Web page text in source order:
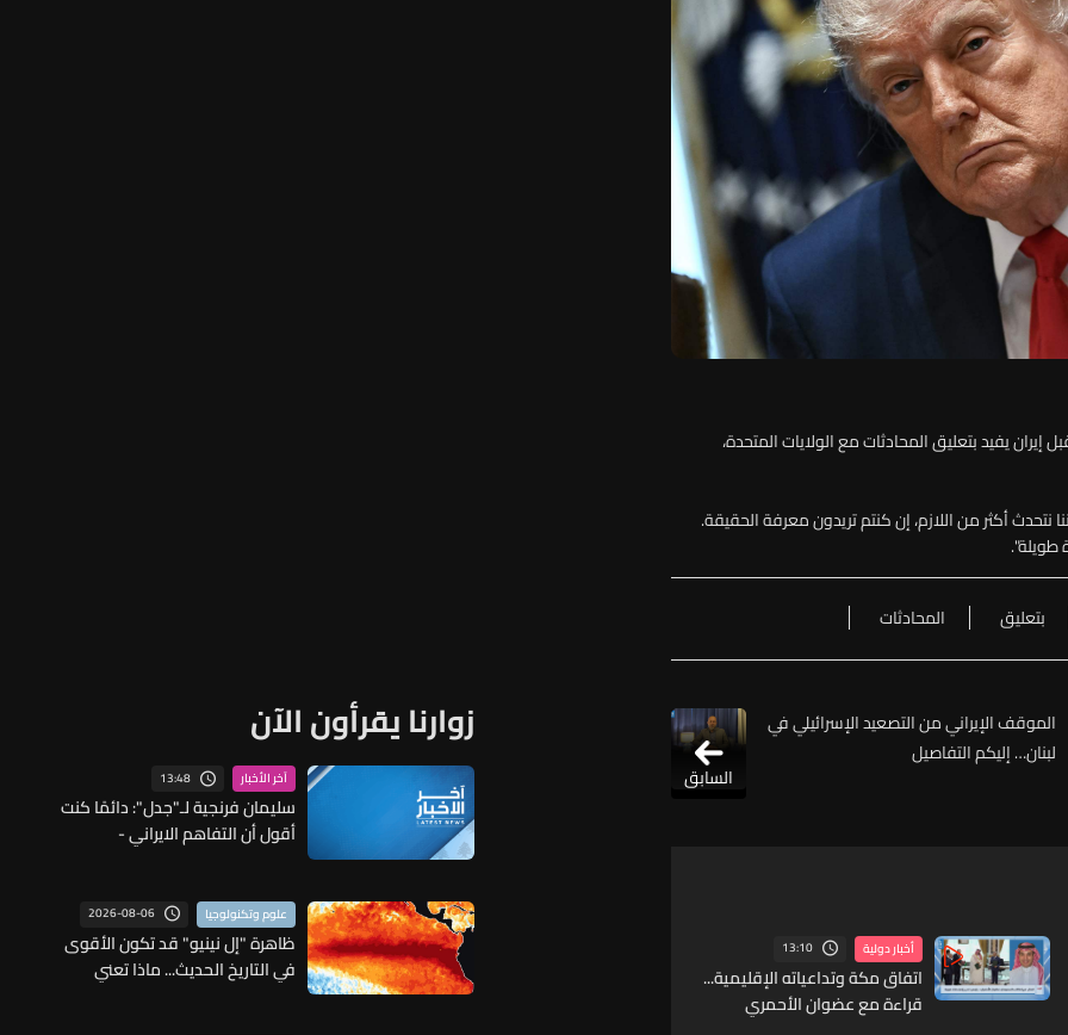
يفيد بتعليق المحادثات مع الولايات المتحدة،
أكثر من اللازم، إن كنتم تريدون معرفة الحقيقة.
طويلة".
بتعليق المحادثات
الموقف الإيراني من التصعيد الإسرائيلي في
لبنان… إليكم التفاصيل
السابق
أخبار دولية 13:10
اتفاق مكة وتداعياته الإقليمية...
قراءة مع عضوان الأحمري
زوارنا يقرأون الآن
آخر الأخبار 13:48
سليمان فرنجية لـ"جدل": دائمًا كنت
أقول أن التفاهم الايراني -
علوم وتكنولوجيا 2026-08-06
ظاهرة "إل نينيو" قد تكون الأقوى
في التاريخ الحديث... ماذا تعني